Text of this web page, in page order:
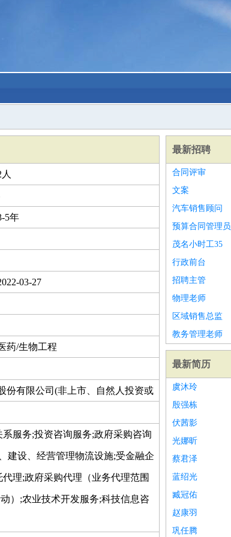
人
5年
03-27
药/生物工程
份有限公司(非上市、自然人投资或
服务;投资咨询服务;政府采购咨询
建设、经营管理物流设施;受金融企
理;政府采购代理（业务代理范围
）;农业技术开发服务;科技信息咨
最新招聘
合同评审
文案
汽车销售顾问
预算合同管理员
茂名小时工35
行政前台
招聘主管
物理老师
区域销售总监
教务管理老师
最新简历
虞沐玲
殷强栋
伏茜影
光娜昕
蔡君泽
蓝绍光
臧冠佑
赵康羽
巩任腾